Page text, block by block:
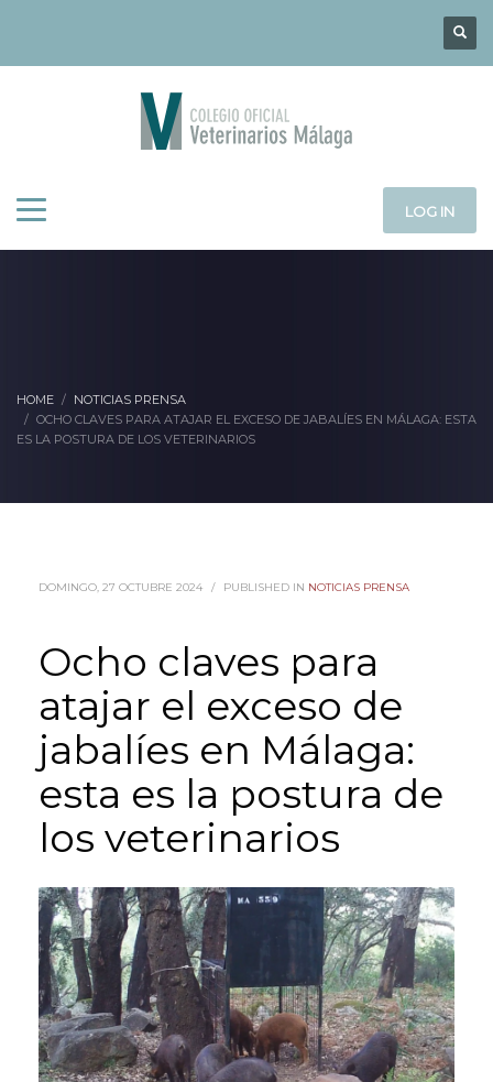
LOG IN
HOME
NOTICIAS PRENSA
OCHO CLAVES PARA ATAJAR EL EXCESO DE JABALÍES EN MÁLAGA: ESTA
ES LA POSTURA DE LOS VETERINARIOS
DOMINGO, 27 OCTUBRE 2024 / PUBLISHED IN NOTICIAS PRENSA
Ocho claves para
atajar el exceso de
jabalíes en Málaga:
esta es la postura de
los veterinarios